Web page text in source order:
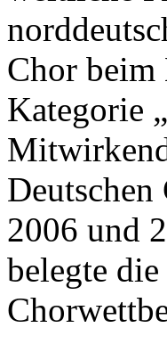
Chor beim
Kategorie
2006 und
belegte